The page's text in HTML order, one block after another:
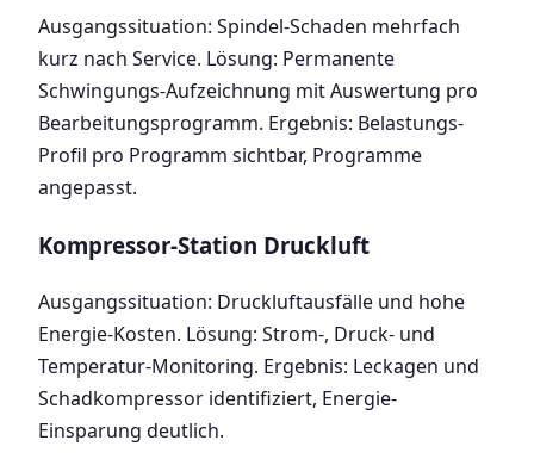
Ausgangssituation: Spindel-Schaden mehrfach
kurz nach Service. Lösung: Permanente
Schwingungs-Aufzeichnung mit Auswertung pro
Bearbeitungsprogramm. Ergebnis: Belastungs-
Profil pro Programm sichtbar, Programme
angepasst.
Kompressor-Station Druckluft
Ausgangssituation: Druckluftausfälle und hohe
Energie-Kosten. Lösung: Strom-, Druck- und
Temperatur-Monitoring. Ergebnis: Leckagen und
Schadkompressor identifiziert, Energie-
Einsparung deutlich.